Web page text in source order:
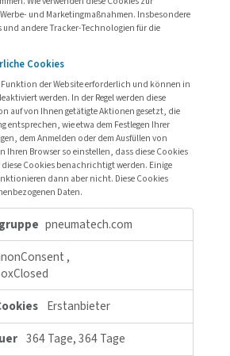
Dienste vor Ort durch
Kennwörtern ermöglichen,
aufrufen können, ohne zuvor
erneut eingeben zu
wir Cookies und andere
für die folgenden Zwecke:
kleines Datenpaket (Textdatei), das Ihr
besuchten Website auf Ihrem Gerät speichert,
Sie zu „merken“, wie etwa Ihre
Diese Cookies werden von uns
bezeichnet. Wir verwenden auch
einer anderen Domäne als die der von
stammen. Wie verwenden diese Cookies zur